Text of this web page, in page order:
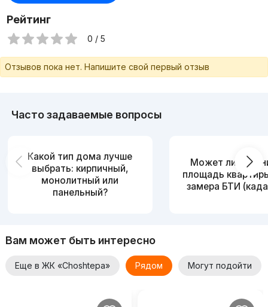
Рейтинг
0 / 5
Отзывов пока нет. Напишите свой первый отзыв
Часто задаваемые вопросы
Какой тип дома лучше
выбрать: кирпичный,
монолитный или
панельный?
Может ли
площадь
замера БТИ
Вам может быть интересно
Еще в ЖК «Choshtepa» Рядом Могут подойти